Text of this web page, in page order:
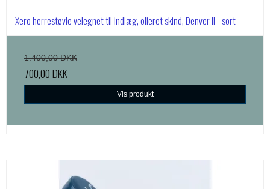
Xero herrestøvle velegnet til indlæg, olieret skind, Denver II - sort
1.400,00 DKK
700,00 DKK
Vis produkt